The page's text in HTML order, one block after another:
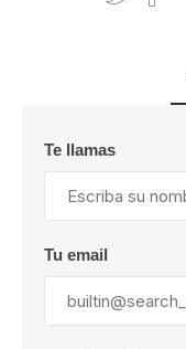
Te llamas
Tu email